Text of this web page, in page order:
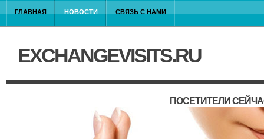
ГЛАВНАЯ НОВОСТИ СВЯЗЬ С НАМИ
EXCHANGEVISITS.RU
ПОСЕТИТЕЛИ